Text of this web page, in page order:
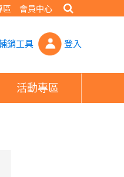
區 會員中心
銷工具 登入
活動專區